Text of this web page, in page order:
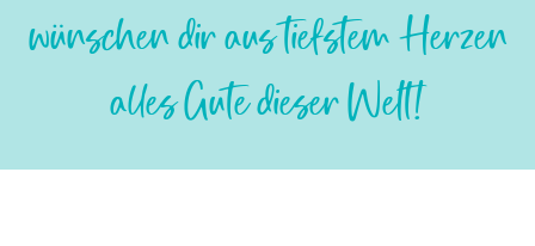
wünschen dir aus tiefstem Herzen
alles Gute dieser Welt!